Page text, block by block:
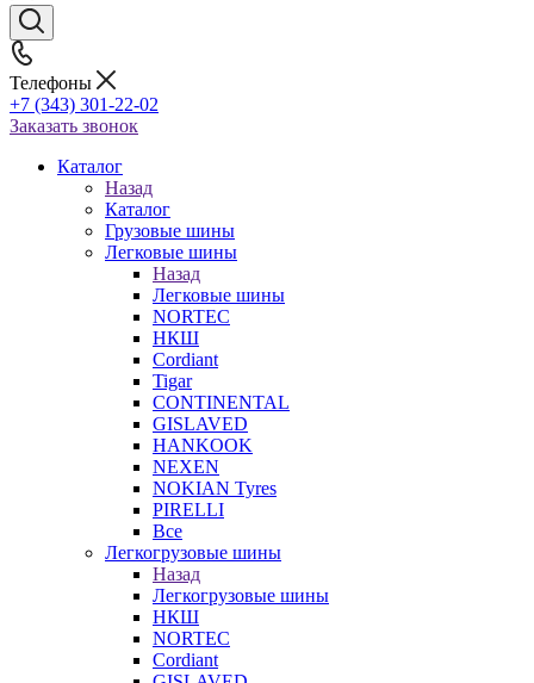
Телефоны
+7 (343) 301-22-02
Заказать звонок
Каталог
Назад
Каталог
Грузовые шины
Легковые шины
Назад
Легковые шины
NORTEС
НКШ
Cordiant
Tigar
CONTINENTAL
GISLAVED
HANKOOK
NEXEN
NOKIAN Tyres
PIRELLI
Все
Легкогрузовые шины
Назад
Легкогрузовые шины
НКШ
NORTEС
Cordiant